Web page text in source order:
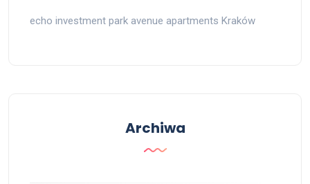
echo investment park avenue apartments Kraków
Archiwa